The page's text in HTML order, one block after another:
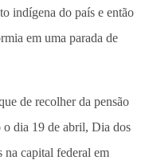
indígena do país e então
em uma parada de
de recolher da pensão
o dia 19 de abril, Dia dos
na capital federal em